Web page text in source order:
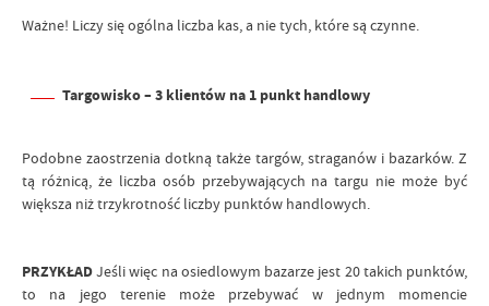
Ważne! Liczy się ogólna liczba kas, a nie tych, które są czynne.
Targowisko – 3 klientów na 1 punkt handlowy
Podobne zaostrzenia dotkną także targów, straganów i bazarków. Z
tą różnicą, że liczba osób przebywających na targu nie może być
większa niż trzykrotność liczby punktów handlowych.
PRZYKŁADJeśli więc na osiedlowym bazarze jest 20 takich punktów,
to na jego terenie może przebywać w jednym momencie